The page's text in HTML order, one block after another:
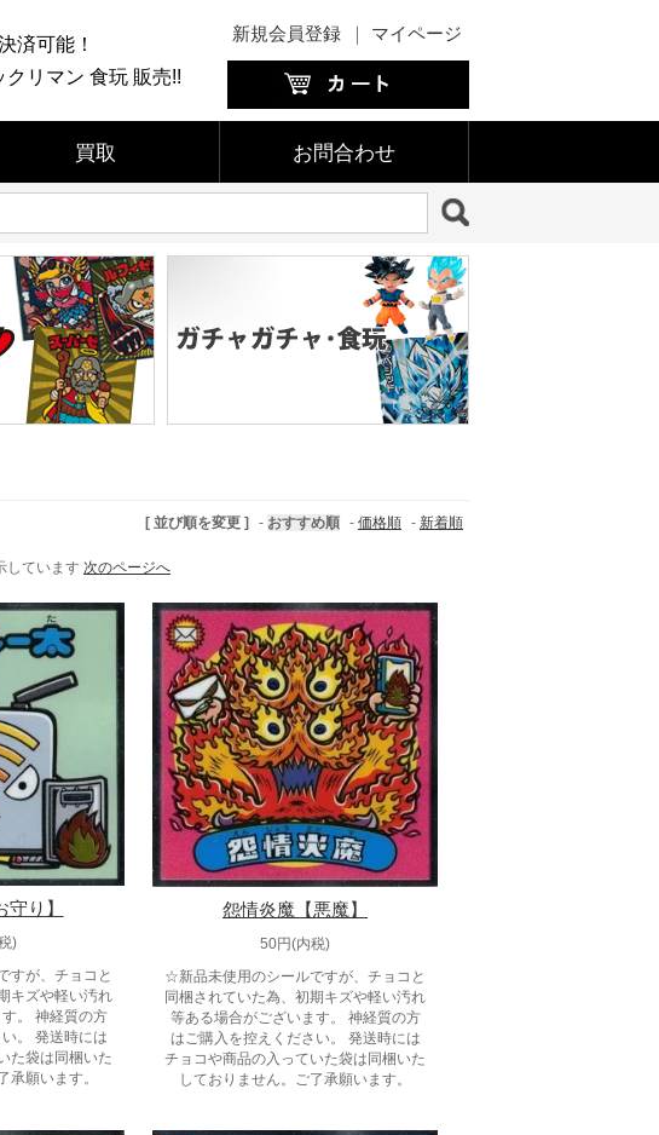
済可能！
リマン 食玩 販売!!
新規会員登録 ｜ マイページ
買取 お問合わせ
[ 並び順を変更 ] - おすすめ順 - 価格順 - 新着順
しています 次のページへ
り】
)
すが、チョコと
キズや軽い汚れ
。 神経質の方
。 発送時には
た袋は同梱いた
承願います。
怨情炎魔【悪魔】
50円(内税)
☆新品未使用のシールですが、チョコと
同梱されていた為、初期キズや軽い汚れ
等ある場合がございます。 神経質の方
はご購入を控えください。 発送時には
チョコや商品の入っていた袋は同梱いた
しておりません。ご了承願います。